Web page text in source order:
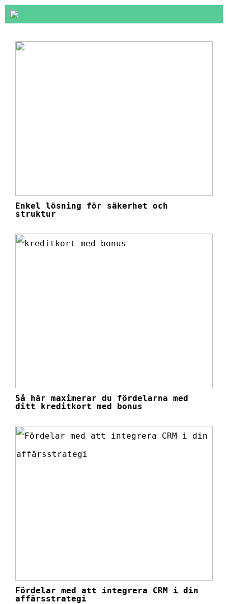
Enkel lösning för säkerhet och
struktur
Så här maximerar du fördelarna med
ditt kreditkort med bonus
Fördelar med att integrera CRM i din
affärsstrategi